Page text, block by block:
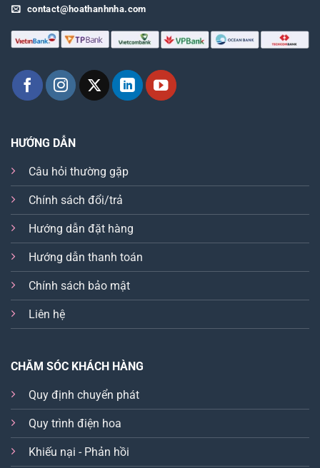
contact@hoathanhnha.com
HƯỚNG DẪN
Câu hỏi thường gặp
Chính sách đổi/trả
Hướng dẫn đặt hàng
Hướng dẫn thanh toán
Chính sách bảo mật
Liên hệ
CHĂM SÓC KHÁCH HÀNG
Quy định chuyển phát
Quy trình điện hoa
Khiếu nại - Phản hồi